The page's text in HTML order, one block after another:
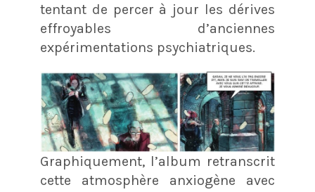
tentant de percer à jour les dérives
effroyables d’anciennes
expérimentations psychiatriques.
Graphiquement, l’album retranscrit
cette atmosphère anxiogène avec